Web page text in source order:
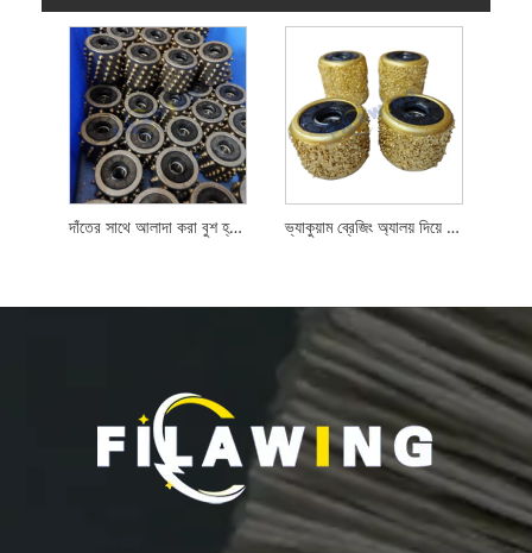
দাঁতের সাথে আলাদা করা বুশ হ্যামার রোলার ভ্যাকুয়াম ব্রেজিং অ্যালয় দিয়ে আলাদা করা বুশ হ্যামার রোলার